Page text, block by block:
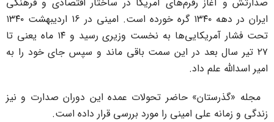
ایران در دهه ۱۳۴۰ گره خورده است. امینی در ۱6 اردیبهشت ۱۳۴۰
تحت فشار آمریکایی‌ها به نخست وزیری رسید و ۱۴ ماه یعنی تا
۲۷ تیر سال بعد در این سمت باقی ماند و سپس جای خود را به
اسدالله علم داد.
«گذرستان» حاضر تحولات عمده این دوران صدارت و نیز
و زمانه علی امینی را مورد بررسی قرار داده است.